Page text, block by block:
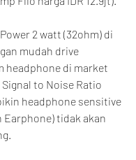
2 watt (32ohm) di
mudah drive
headphone di market
to Noise Ratio
headphone sensitive
Earphone) tidak akan